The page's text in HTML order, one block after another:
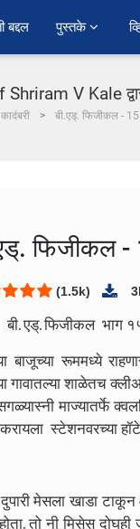
बद्दल पुस्तके
V Kale
कादंबरी बी.एड्. फिजीकल - 15
फिजीकल -
(1.5k)
एड्. फिजीकल भाग
बाजूच्या रूममध्ये
गावातल्या शाळेतच
माज्यातर्फे
करायला स्टेशनवरच्या
मेसला खाडा टाकून